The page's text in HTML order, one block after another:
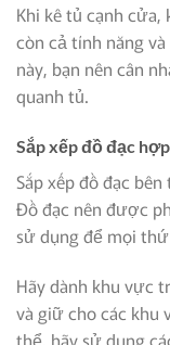
Khi kê tủ cạnh
còn cả tính năng
này, bạn nên cân
quanh tủ.
Sắp xếp đồ đạc
Sắp xếp đồ đạc
Đồ đạc nên được
sử dụng để mọi
Hãy dành khu vực
và giữ cho các khu
thể, hãy sử dụng